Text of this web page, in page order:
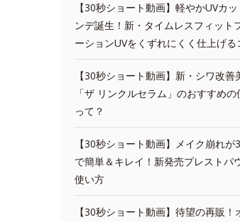
【30秒ショート動画】軽やかUVカ
ンデ誕生！新・タイムレスフィット
ーションUVをくずれにくく仕上げる
【30秒ショート動画】新・シワ改善
「ザ リンクルセラム」のおすすめ
って？
【30秒ショート動画】メイク崩れが
で簡単＆キレイ！新発売プレストパ
使い方
【30秒ショート動画】待望の再販！